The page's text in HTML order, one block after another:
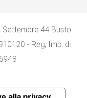
Settembre 44 Busto
- Reg, Imp. di